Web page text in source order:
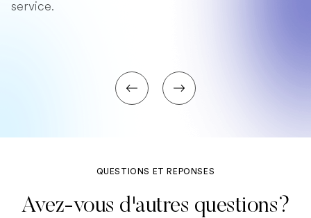
service.
QUESTIONS ET REPONSES
Avez-vous d'autres questions?